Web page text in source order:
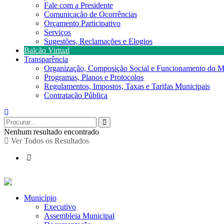
Fale com a Presidente
Comunicação de Ocorrências
Orçamento Participativo
Serviços
Sugestões, Reclamações e Elogios
Balcão Virtual
Transparência
Organização, Composição Social e Funcionamento do
Programas, Planos e Protocolos
Regulamentos, Impostos, Taxas e Tarifas Municipais
Contratação Pública
Nenhum resultado encontrado
Ver Todos os Resultados
Município
Executivo
Assembleia Municipal